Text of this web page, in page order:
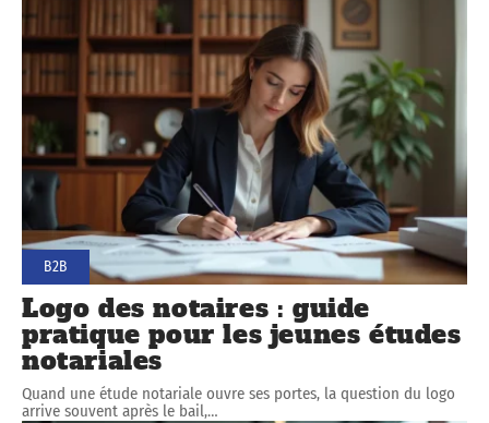
B2B
Logo des notaires : guide
pratique pour les jeunes études
notariales
Quand une étude notariale ouvre ses portes, la question du logo
arrive souvent après le bail,…